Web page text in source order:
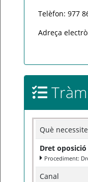
Telèfon: 977
Adreça
Què
Dret
Procediment:
Canal